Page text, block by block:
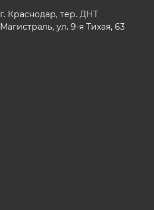
г. Краснодар, тер. ДНТ
Магистраль, ул. 9-я Тихая, 63